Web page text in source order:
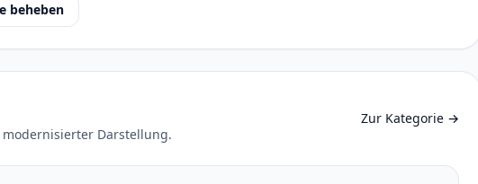
beheben
Darstellung.
Zur Kategorie →